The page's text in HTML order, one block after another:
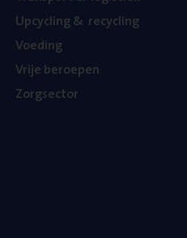
Upcy­cling& recycling
Voe­ding
Vrije beroe­pen
Zorg­sec­tor